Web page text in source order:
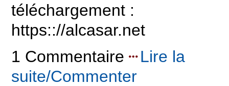
téléchargement :
https:://alcasar.net
1 Commentaire
Lire la
suite/Commenter